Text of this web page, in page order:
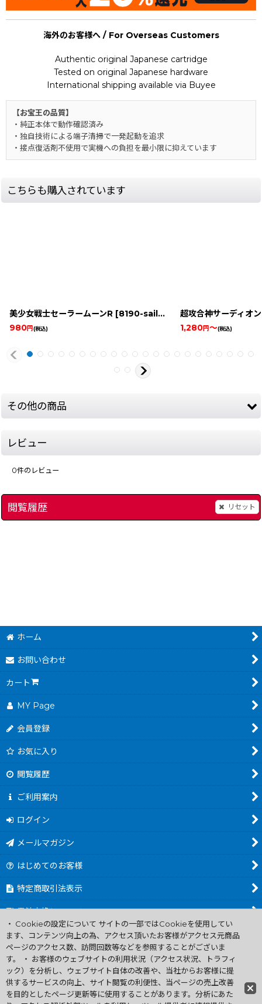
海外のお客様へ / For Overseas Customers
Authentic original Japanese cartridge
Tested on original Japanese hardware
International shipping available via Buyee
【お宝王の品質】
・純正本体で動作確認済み
・独自技術による端子清掃で一発起動を追求
・接点復活剤不使用で実機への負担を最小限に抑えています
こちらも購入されています
美少女戦士セーラームーンR [8190-sailor-moon-r-game-boy ]
980円(税込)
超攻合神サーディオン
1,280円～(税込)
その他の商品
レビュー
0件のレビュー
閲覧履歴 リセット
ホーム
お問い合わせ
カート
MY Page
会員登録
お気に入り
閲覧履歴
ご利用案内
ログイン
メールマガジン
はじめてのお客様
特定商取引法表示
電池交換について
商品カテゴリ一覧
Worldwide Shipping Guide
ファミコン買取通販 中古 ディスクシステム 販売 ニンテンドウ64・
・ Cookieの設定について サイトの一部ではCookieを使用してい
ます、コンテンツ向上の為、アクセス頂いたお客様がアクセス元商品
ページのアクセス数、訪問回数等などを参照することがございま
す。 ・ お客様のウェブサイトの利用状況（アクセス状況、トラフィ
ック）を分析し、ウェブサイト自体の改善や、当社からお客様に提
供するサービスの向上、サイト閲覧の利便性、当ページの売上改善
を目的としたページ更新等に使用することがあります。分析にあた